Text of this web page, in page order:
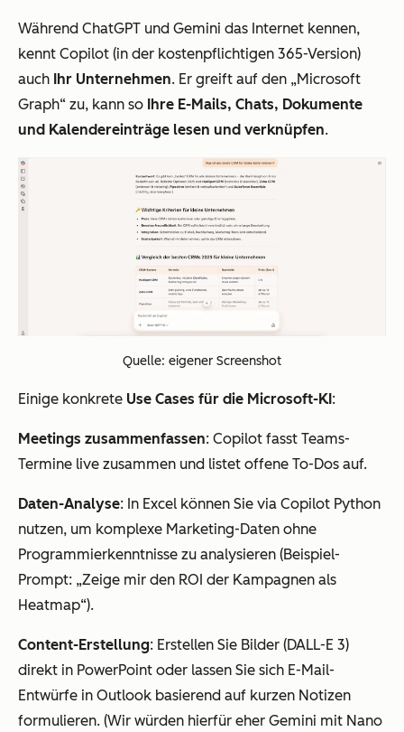
Während ChatGPT und Gemini das Internet kennen,
kennt Copilot (in der kostenpflichtigen 365-Version)
auch Ihr Unternehmen. Er greift auf den „Microsoft
Graph“ zu, kann so Ihre E-Mails, Chats, Dokumente
und Kalendereinträge lesen und verknüpfen.
Quelle: eigener Screenshot
Einige konkrete Use Cases für die Microsoft-KI:
Meetings zusammenfassen: Copilot fasst Teams-
Termine live zusammen und listet offene To-Dos auf.
Daten-Analyse: In Excel können Sie via Copilot Python
nutzen, um komplexe Marketing-Daten ohne
Programmierkenntnisse zu analysieren (Beispiel-
Prompt: „Zeige mir den ROI der Kampagnen als
Heatmap“).
Content-Erstellung: Erstellen Sie Bilder (DALL-E 3)
direkt in PowerPoint oder lassen Sie sich E-Mail-
Entwürfe in Outlook basierend auf kurzen Notizen
formulieren. (Wir würden hierfür eher Gemini mit Nano